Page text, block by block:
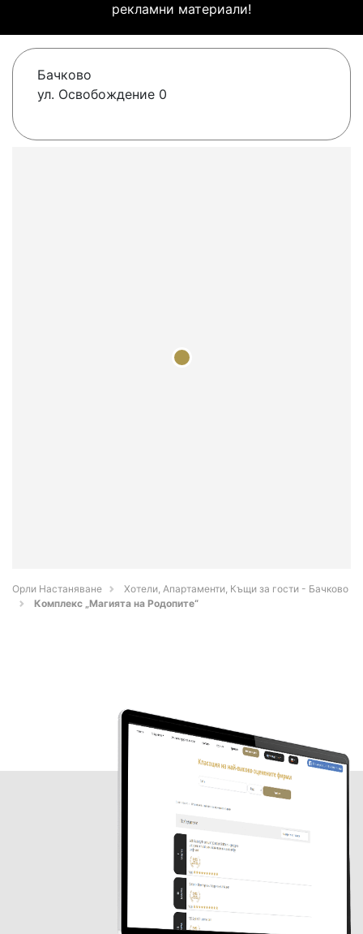
рекламни материали!
Бачково
ул. Освобождение 0
Орли Настаняване
Хотели, Апартаменти, Къщи за гости - Бачково
Комплекс „Магията на Родопите“